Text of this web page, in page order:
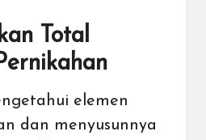
Total
elemen
dan menyusunnya